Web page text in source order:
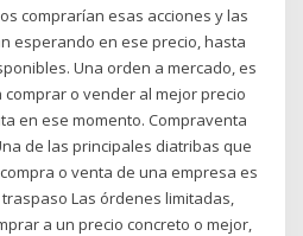
comprarían esas acciones y las
esperando en ese precio, hasta
Una orden a mercado, es
o vender al mejor precio
en ese momento. Compraventa
de las principales diatribas que
o venta de una empresa es
Las órdenes limitadas,
a un precio concreto o mejor,